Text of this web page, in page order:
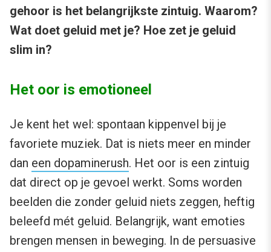
gehoor is het belangrijkste zintuig. Waarom?
Wat doet geluid met je? Hoe zet je geluid
slim in?
Het oor is emotioneel
Je kent het wel: spontaan kippenvel bij je
favoriete muziek. Dat is niets meer en minder
dan een dopaminerush. Het oor is een zintuig
dat direct op je gevoel werkt. Soms worden
beelden die zonder geluid niets zeggen, heftig
beleefd mét geluid. Belangrijk, want emoties
brengen mensen in beweging. In de persuasive